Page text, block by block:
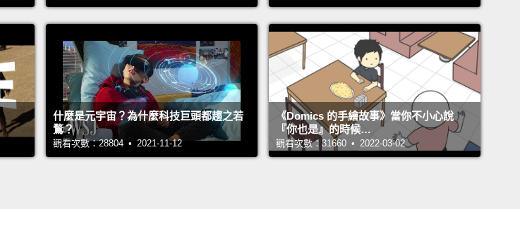
什麼是元宇宙？為什麼科技巨頭都趨之若
鶩？
觀看次數：28804 • 2021-11-12
《Domics 的手繪故事》當你不小心說
『你也是』的時候…
觀看次數：31660 • 2022-03-02